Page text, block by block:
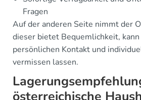
Fragen
Auf der anderen Seite nimmt der
dieser bietet Bequemlichkeit, kann
persönlichen Kontakt und
vermissen lassen.
österreichische